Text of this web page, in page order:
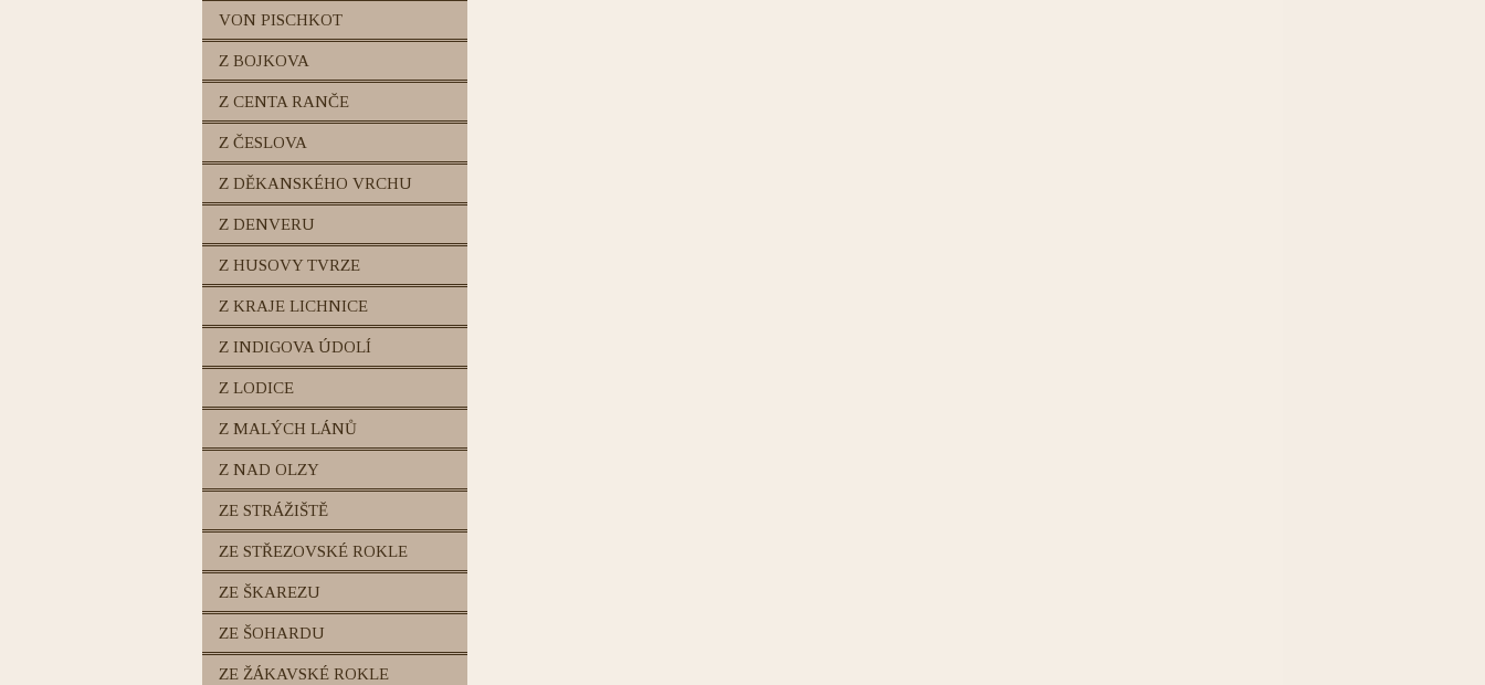
VON PISCHKOT
Z BOJKOVA
Z CENTA RANČE
Z ČESLOVA
Z DĚKANSKÉHO VRCHU
Z DENVERU
Z HUSOVY TVRZE
Z KRAJE LICHNICE
Z INDIGOVA ÚDOLÍ
Z LODICE
Z MALÝCH LÁNŮ
Z NAD OLZY
ZE STRÁŽIŠTĚ
ZE STŘEZOVSKÉ ROKLE
ZE ŠKAREZU
ZE ŠOHARDU
ZE ŽÁKAVSKÉ ROKLE